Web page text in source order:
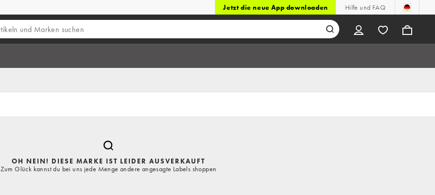
Jetzt die neue App downloaden Hilfe und FAQ
OH NEIN! DIESE MARKE IST LEIDER AUSVERKAUFT
Zum Glück kannst du bei uns jede Menge andere angesagte Labels shoppen